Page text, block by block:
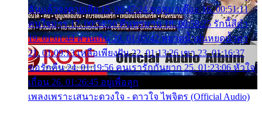
ฉันแล้วจงตายเสีย 15. 00:47:24 ขอสูมาเต๊อะ 16. 00:51:11
คนใจมาร 17. 00:54:50 คืนทรมาน 18. 00:58:25 รักนี้สีดำ
19. 01:01:44 ส่วนเกิน 20. 01:05:42 หยาดน้ำฝนหยดน้ำตา
21. 01:09:13 เหลือเพียงฝัน 22. 01:13:26 เขา 23. 01:16:37
ขอรักคืน 24. 01:19:56 คนเรารักกันยาก 25. 01:23:06 หัวใจ
เถื่อน 26. 01:26:45 อยู่เพื่อลูก
เพลงเพราะเสนาะดวงใจ - ดาวใจ ไพจิตร (Official Audio)